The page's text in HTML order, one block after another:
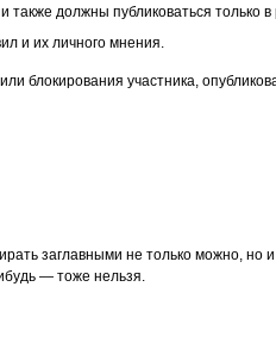
должны публиковаться только в
и их личного мнения.
блокирования участника,
заглавными не только можно, но
— тоже нельзя.